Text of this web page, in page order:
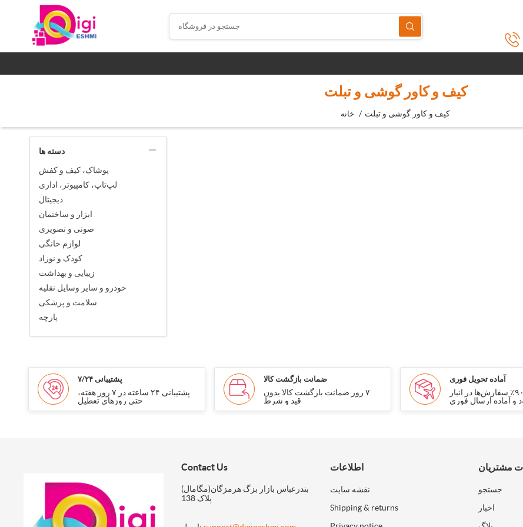
کیف و کاور گوشی و تبلت
خانه / کیف و کاور گوشی و تبلت
دسته ها
پوشاک، کیف و کفش
لپ‌تاپ، کامپیوتر، اداری
دیجیتال
ابزار و ساختمان
صوتی و تصویری
لوازم خانگی
کودک و نوزاد
زیبایی و بهداشت
خودرو و سایر وسایل نقلیه
سلامت و پزشکی
پارچه
پشتیبانی ۷/۲۴
پشتیبانی ۲۴ ساعته در ۷ روز هفته،
حتی روزهای تعطیل
ضمانت بازگشت کالا
۷ روز ضمانت بازگشت کالا بدون
قید و شرط
آماده تحویل فوری
بیش از ۹۰٪ سفارش‌ها در انبار
و آماده ارسال فوری
Contact Us
بندرعباس بازار بزگ هرمزگان(مگامال)
پلاک 138
اطلاعات
نقشه سایت
Shipping & returns
مشتریان
جستجو
اخبار